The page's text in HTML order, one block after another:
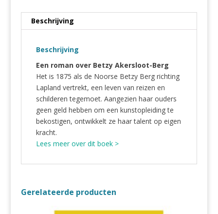
Beschrijving
Beschrijving
​Een roman over Betzy Akersloot-Berg
Het is 1875 als de Noorse Betzy Berg richting
Lapland vertrekt, een leven van reizen en
schilderen tegemoet. Aangezien haar ouders
geen geld hebben om een kunstopleiding te
bekostigen, ontwikkelt ze haar talent op eigen
kracht.
Lees meer over dit boek >
Gerelateerde producten